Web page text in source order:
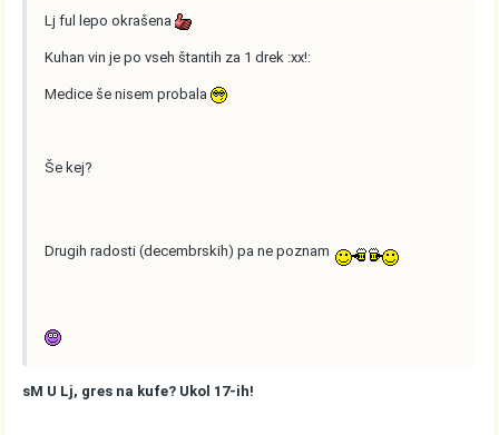
Lj ful lepo okrašena
Kuhan vin je po vseh štantih za 1 drek :xx!:
Medice še nisem probala
Še kej?
Drugih radosti (decembrskih) pa ne poznam
sM U Lj, gres na kufe? Ukol 17-ih!